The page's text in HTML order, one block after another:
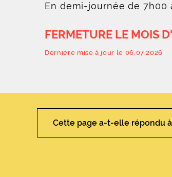
En demi-journée de 7h00
FERMETURE LE MOIS
Dernière mise à jour le 06.07.2026
Cette page a-t-elle répondu